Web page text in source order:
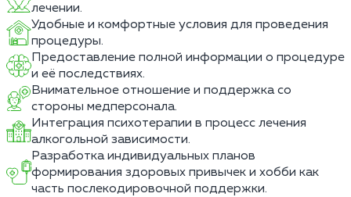
лечении.
Удобные и комфортные условия для проведения
процедуры.
Предоставление полной информации о процедуре
и её последствиях.
Внимательное отношение и поддержка со
стороны медперсонала.
Интеграция психотерапии в процесс лечения
алкогольной зависимости.
Разработка индивидуальных планов
формирования здоровых привычек и хобби как
часть послекодировочной поддержки.